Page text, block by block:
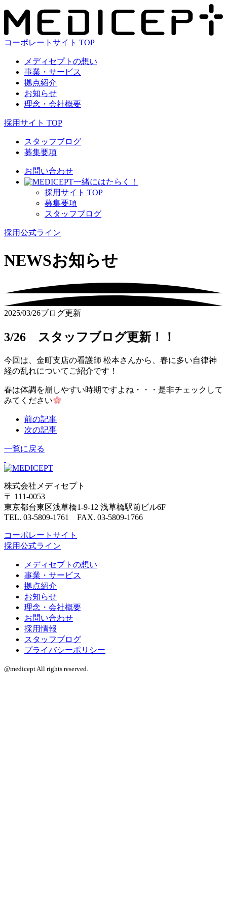
コーポレートサイト TOP
メディセプトの想い
事業・サービス
拠点紹介
お知らせ
理念・会社概要
採用サイト TOP
スタッフブログ
募集要項
お問い合わせ
⼀緒にはたらく！
採⽤サイト TOP
募集要項
スタッフブログ
採用公式ライン
NEWSお知らせ
2025/03/26ブログ更新
3/26 スタッフブログ更新！！
今回は、金町支店の看護師 松本さんから、春に多い自律神
経の乱れについてご紹介です！
春は体調を崩しやすい時期ですよね・・・是非チェックして
みてください
前の記事
次の記事
一覧に戻る
株式会社メディセプト
〒 111-0053
東京都台東区浅草橋1-9-12 浅草橋駅前ビル6F
TEL. 03-5809-1761 FAX. 03-5809-1766
コーポレートサイト
採用公式ライン
メディセプトの想い
事業・サービス
拠点紹介
お知らせ
理念・会社概要
お問い合わせ
採用情報
スタッフブログ
プライバシーポリシー
@medicept All rights reserved.